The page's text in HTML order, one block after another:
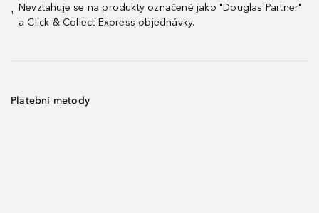
¹
Nevztahuje se na produkty označené jako "Douglas Partner"
a Click & Collect Express objednávky.
Platební metody